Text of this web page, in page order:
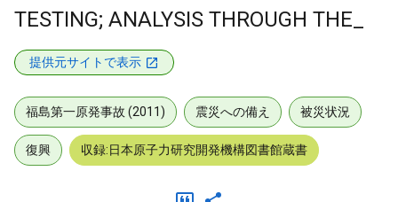
TESTING; ANALYSIS THROUGH THE_
提供元サイトで表示
福島第一原発事故 (2011) 震災への備え 被災状況
復興 収録:日本原子力研究開発機構図書館蔵書